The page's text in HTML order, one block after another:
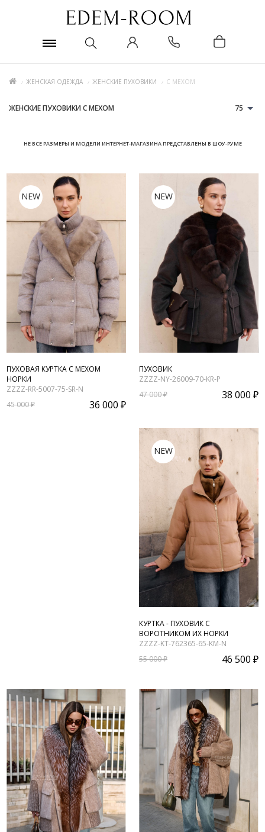
ЖЕНСКАЯ ОДЕЖДА ЖЕНСКИЕ ПУХОВИКИ C МЕХОМ
ЖЕНСКИЕ ПУХОВИКИ С МЕХОМ
НЕ ВСЕ РАЗМЕРЫ И МОДЕЛИ ИНТЕРНЕТ-МАГАЗИНА ПРЕДСТАВЛЕНЫ В ШОУ-РУМЕ
75
NEW
ПУХОВАЯ КУРТКА С МЕХОМ
НОРКИ
ZZZZ-RR-5007-75-SR-N
45 000 ₽
36 000 ₽
NEW
ПУХОВИК
ZZZZ-NY-26009-70-KR-P
47 000 ₽
38 000 ₽
NEW
КУРТКА - ПУХОВИК С
ВОРОТНИКОМ ИХ НОРКИ
ZZZZ-KT-762365-65-KM-N
55 000 ₽
46 500 ₽